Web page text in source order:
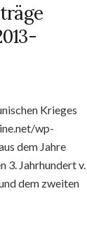
Krieges
wp-
dem Jahre
3. Jahrhundert v.
dem zweiten